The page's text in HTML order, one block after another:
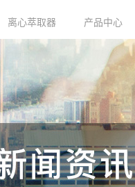
离心萃取器 产品中心